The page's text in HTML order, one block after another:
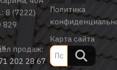
8 (7222)
829
продаж:
202 28 67
Политика
Карта сайта